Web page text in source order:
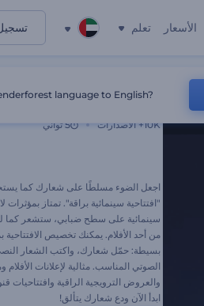
الأسعار تعلم
10K+ الاصدارات 5 ثواني
اجعل الضوء مسلطًا على شعارك كما
"افتتاحية سينمائية براقة". تمتاز بمؤثرات
سينمائية على سطح ضبابي، ستشعر كما
من أحد الأفلام. يمكنك تخصيص الافتتاحية
بسيطة: حمّل شعارك، واكتب الشعار
الصوتي المناسب. مثالية لإعلانات الأفلام
والعروض الترويجية الراقية وافتتاحيات
ابدأ الآن ودع شعارك يتألق!
language to English?